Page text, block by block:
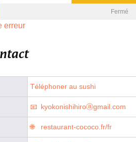
Fermé
erreur
Téléphoner au sushi
kyokonishihiroⓐgmail.com
restaurant-cococo.fr/fr